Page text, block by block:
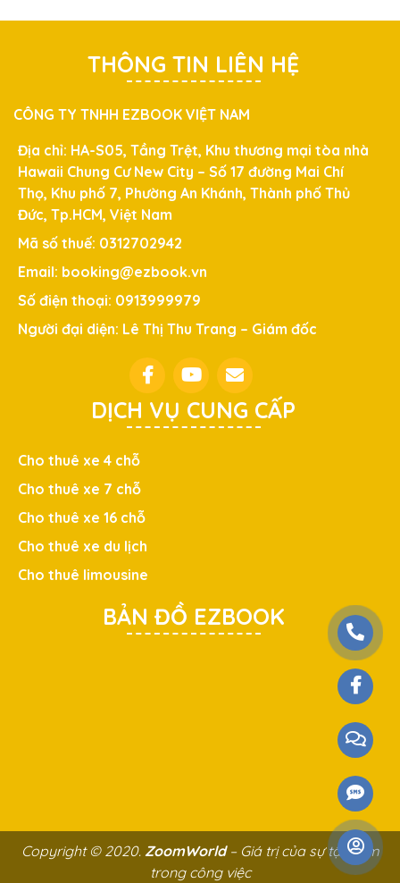
THÔNG TIN LIÊN HỆ
CÔNG TY TNHH EZBOOK VIỆT NAM
Địa chỉ: HA-S05, Tầng Trệt, Khu thương mại tòa nhà
Hawaii Chung Cư New City – Số 17 đường Mai Chí
Thọ, Khu phố 7, Phường An Khánh, Thành phố Thủ
Đức, Tp.HCM, Việt Nam
Mã số thuế: 0312702942
Email: booking@ezbook.vn
Số điện thoại: 0913999979
Người đại diện: Lê Thị Thu Trang – Giám đốc
DỊCH VỤ CUNG CẤP
Cho thuê xe 4 chỗ
Cho thuê xe 7 chỗ
Cho thuê xe 16 chỗ
Cho thuê xe du lịch
Cho thuê limousine
BẢN ĐỒ EZBOOK
Copyright © 2020. ZoomWorld– Giá trị của sự tận tâm
trong công việc